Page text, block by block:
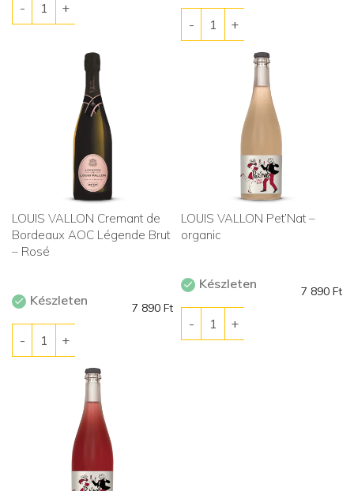
LOUIS VALLON Cremant de
Bordeaux AOC Légende Brut
– Rosé
Készleten 7 890 Ft
LOUIS VALLON Pet’Nat –
organic
Készleten 7 890 Ft